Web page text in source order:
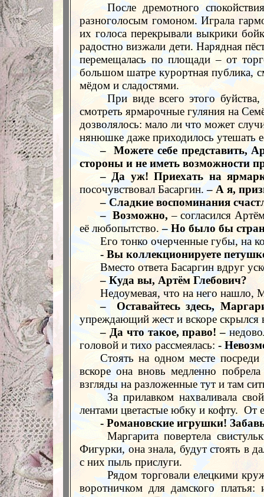
После дремотного
разноголосым гомоном. Играла
их голоса перекрывали выкрики
радостно визжали дети. Нарядная
перемещалась по площади – от
большом шатре курортная публика,
мёдом и сладостями.
При виде всего этого буйства,
смотреть ярмарочные гуляния на
дозволялось: мало ли что может
нянюшке даже приходилось утешать
–
Можете себе представить,
стороны и не иметь возможности
– Да уж! Приехать на
посочувствовал Басаргин.– А я,
– Сладкие воспоминания
– Возможно, – согласился
её любопытство.– Но было бы
Его тонко очерченные губы, на
- Вы коллекционируете
Вместо ответа Басаргин вдруг
– Куда вы, Артём Глебович?
Недоумевая, что на него нашло,
–
Оставайтесь здесь,
упреждающий жест и вскоре скрылся
– Да что такое, право! –
головой и тихо рассмеялась: -
Стоять на одном месте
вскоре она вновь медленно
взгляды на разложенные тут и там
За прилавком нахваливала
лентами цветастые юбку и кофту. От
- Романовские игрушки!
Маргарита повертела
Фигурки, она знала, будут стоять в
с них пыль прислуги.
Рядом торговали елецкими
воротничком для дамского платья: